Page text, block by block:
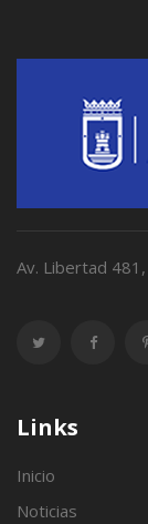
Av. Libertad
Links
Inicio
Noticias